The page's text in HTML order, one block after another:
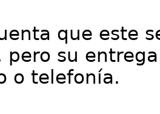
que este
pero su
o telefonía.